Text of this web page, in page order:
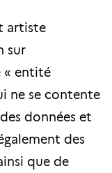
artiste
sur
« entité
ne se contente
données et
des
que de